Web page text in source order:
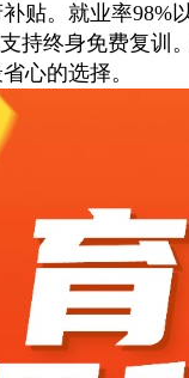
贴。就业率98%
持终身免费复训
心的选择。